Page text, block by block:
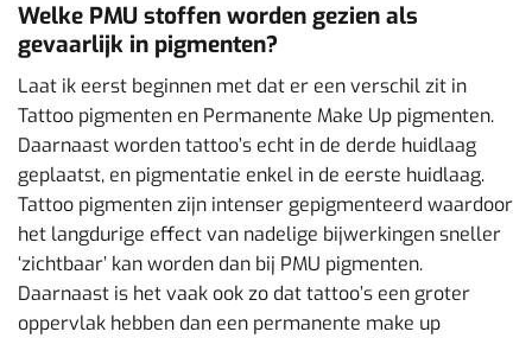
Welke PMU stoffen worden gezien als
gevaarlijk in pigmenten?
Laat ik eerst beginnen met dat er een verschil zit in
Tattoo pigmenten en Permanente Make Up pigmenten.
Daarnaast worden tattoo’s echt in de derde huidlaag
geplaatst, en pigmentatie enkel in de eerste huidlaag.
Tattoo pigmenten zijn intenser gepigmenteerd waardoor
het langdurige effect van nadelige bijwerkingen sneller
‘zichtbaar’ kan worden dan bij PMU pigmenten.
Daarnaast is het vaak ook zo dat tattoo’s een groter
oppervlak hebben dan een permanente make up